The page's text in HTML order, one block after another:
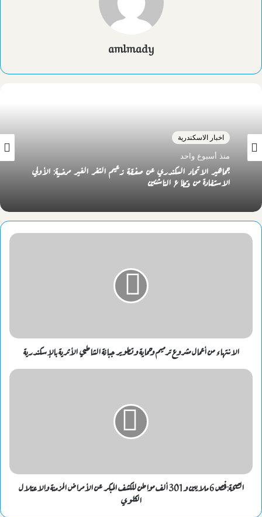
amlmady
اخبار الاسكندرية
منذ أسبوع واحد
جماهير الاتحاد السكندري عن صفقة زعيم الثغر الغير مرضية: الأولي
الاستفادة من قطاع الناشئين
الانتهاء من أعمال مشروع ترميم وحماية وتطوير جبانة الشاطبي الأثرية بالإسكندرية
الصحة: فحص 6 ملايين و301 ألف مواطن للكشف المبكر عن الأمراض المزمنة والاعتلال
الكلوي